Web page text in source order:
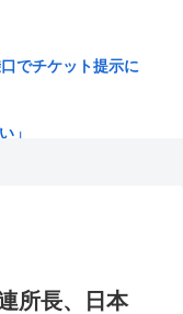
販売開始、大人
びながら必死に働い
でチケット提示に
」
所長、日本